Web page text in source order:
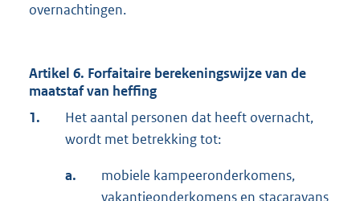
overnachtingen.
Artikel 6. Forfaitaire berekeningswijze van de
maatstaf van heffing
1.
Het aantal personen dat heeft overnacht,
wordt met betrekking tot:
a.
mobiele kampeeronderkomens,
vakantieonderkomens en stacaravans